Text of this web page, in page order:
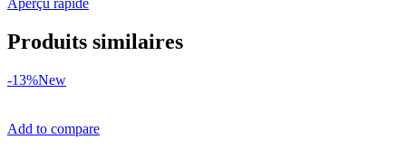
Aperçu rapide
Produits similaires
-13%New
Add to compare